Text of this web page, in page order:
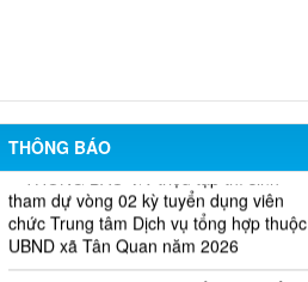
THÔNG BÁO
THÔNG BÁO V/v triệu tập thí sinh
tham dự vòng 02 kỳ tuyển dụng viên
chức Trung tâm Dịch vụ tổng hợp thuộc
UBND xã Tân Quan năm 2026
DANH SÁCH TÊN GỌI ẤP SAU SẮP
XẾP TRÊN ĐỊA BÀN XÃ TÂN QUAN